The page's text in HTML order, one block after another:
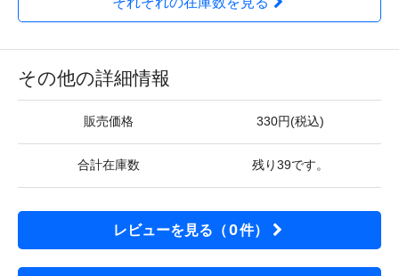
その他の詳細情報
販売価格 330円(税込)
合計在庫数 残り39です。
レビューを見る（0件）